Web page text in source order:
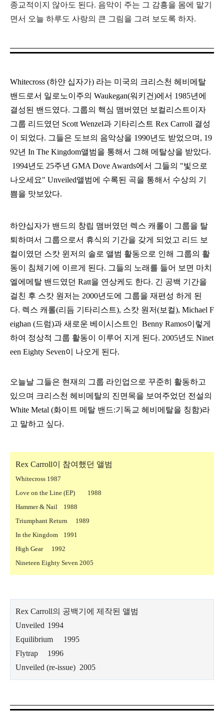
종교적이지 않아도 된다. 음악이 주는 그 감흥을 몸에 맡기
면서 오늘 하루도 사랑의 큰 그림을 그려 보도록 하자.
Whitecross (하얀 십자가) 라는 미국의 크리스천 헤비메탈
밴드로서 일로노이주의 Waukegan(워키건)에서 1985년에
결성된 밴드였다. 그룹의 핵심 맴버였던 보컬리스트이자
그룹 리드였던 Scott Wenzel과 기타리스트 Rex Carroll 결성
이 되었다. 그들은 도브의 음악상을 1990년도 받었으며, 19
92년 In The Kingdom앨범을 통해서 그해 메탈상을 받았다.
1994년도 25주년 GMA Dove Awards에서 그들의 "빛으로
나오세요" Unveiled앨범에 수록된 곡을 통해서 수상의 기
쁨을 맛보았다.
하얀십자가 밴드의 창립 맴버였던 렉스 캐롤이 그룹을 탈
퇴하며서 그룹으로서 휴식의 기간을 갖게 되었고 리드 보
컬이였던 스캇 윈저의 솔로 앨범 활동으로 인해 그룹의 활
동이 침체기에 이르게 된다. 그들의 노래를 들어 보면 마치
엘에메탈 밴드였던 Ratt을 연상케도 한다. 긴 공백 기간을
걸친 후 스캇 원저는 2000년도에 그룹을 재편성 하게 된
다. 렉스 캐롤(리듬 기타리스트), 스캇 원저(보컬), Michael F
eighan (드럼)과 새로운 베이시스트인 Benny Ramos이렇게
하여 정상적 그룹 활동이 이루어 지게 된다. 2005년도 Ninet
een Eighty Seven이 나오게 된다.
오늘날 그들은 현재의 그룹 라인업으로 꾸준히 활동하고
있으며 크리스천 헤비메탈의 진면목을 보여주었던 전설의
White Metal (화이트 메탈 밴드:기독교 헤비메탈을 칭함)라
고 말하고 싶다.
Rex Carroll이 참여했던 앨범
Whitecross 1987
Love on the Line (EP)
1988
Hammer & Nail
1988
Triumphant Return
1989
In the Kingdom
1991
High Gear
1992
Nineteen Eighty Seven 2005
Rex Carroll의 공백기에 제작된 앨범
Unveiled 1994
Equilibrium
1995
Flytrap
1996
Unveiled (re-issue) 2005